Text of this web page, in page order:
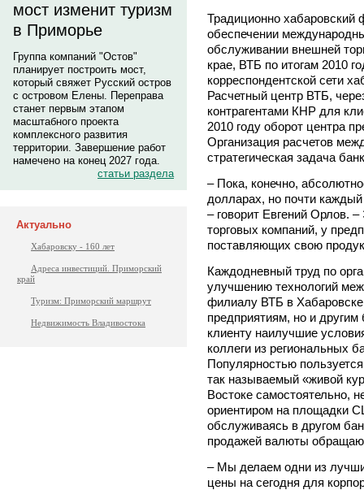
мост изменит туризм
в Приморье
Группа компаний "Остов"
планирует построить мост,
который свяжет Русский остров
с островом Елены. Переправа
станет первым этапом
масштабного проекта
комплексного развития
территории. Завершение работ
намечено на конец 2027 года.
статьи раздела
Актуально
Хабаровску - 160 лет
Адреса инвестиций. Приморский
край
Туризм: Приморский маршрут
Недвижимость Владивостока
Традиционно хабаровский
обеспечении
обслуживании внешней
крае, ВТБ по итогам 2010
корреспондентской сети
Расчетный центр ВТБ,
контрагентами КНР для
2010 году оборот центра
Организация расчетов
стратегическая задача
– Пока, конечно,
долларах, но почти
– говорит Евгений Орлов.
торговых компаний, у
поставляющих свою
Каждодневный труд по
улучшению технологий
филиалу ВТБ в Хабаровске
предприятиям, но и
клиенту наилучшие
коллеги из региональных
Популярностью
так называемый «живой
Востоке самостоятельно,
ориентиром на площадки
обслуживаясь в другом
продажей валюты
– Мы делаем одни из
цены на сегодня для